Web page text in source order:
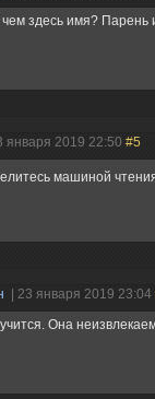
здесь имя? Парень
января 2019 22:50 #5
машиной
| 23 января 2019 23:04
Она